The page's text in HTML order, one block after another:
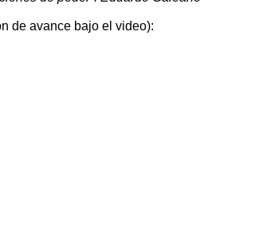
de avance bajo el video):